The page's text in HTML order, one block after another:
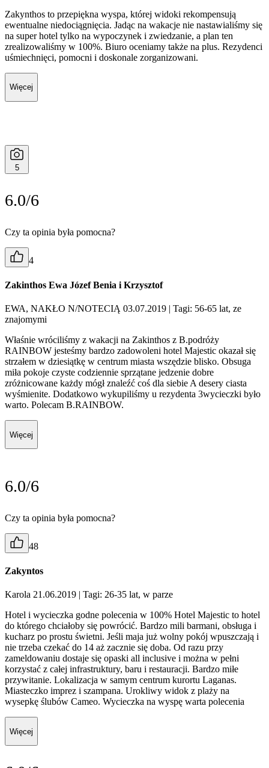
Zakynthos to przepiękna wyspa, której widoki rekompensują
ewentualne niedociągnięcia. Jadąc na wakacje nie nastawialiśmy się
na super hotel tylko na wypoczynek i zwiedzanie, a plan ten
zrealizowaliśmy w 100%. Biuro oceniamy także na plus. Rezydenci
uśmiechnięci, pomocni i doskonale zorganizowani.
Więcej
5
6.0/6
Czy ta opinia była pomocna?
4
Zakinthos Ewa Józef Benia i Krzysztof
EWA, NAKŁO N/NOTECIĄ 03.07.2019 | Tagi: 56-65 lat, ze
znajomymi
Właśnie wróciliśmy z wakacji na Zakinthos z B.podróży
RAINBOW jesteśmy bardzo zadowoleni hotel Majestic okazał się
strzałem w dziesiątkę w centrum miasta wszędzie blisko. Obsuga
miła pokoje czyste codziennie sprzątane jedzenie dobre
zróżnicowane każdy mógł znaleźć coś dla siebie A desery ciasta
wyśmienite. Dodatkowo wykupiliśmy u rezydenta 3wycieczki było
warto. Polecam B.RAINBOW.
Więcej
6.0/6
Czy ta opinia była pomocna?
48
Zakyntos
Karola 21.06.2019 | Tagi: 26-35 lat, w parze
Hotel i wycieczka godne polecenia w 100% Hotel Majestic to hotel
do którego chciałoby się powrócić. Bardzo mili barmani, obsługa i
kucharz po prostu świetni. Jeśli maja już wolny pokój wpuszczają i
nie trzeba czekać do 14 aż zacznie się doba. Od razu przy
zameldowaniu dostaje się opaski all inclusive i można w pełni
korzystać z całej infrastruktury, baru i restauracji. Bardzo miłe
przywitanie. Lokalizacja w samym centrum kurortu Laganas.
Miasteczko imprez i szampana. Urokliwy widok z plaży na
wysepkę ślubów Cameo. Wycieczka na wyspę warta polecenia
Więcej